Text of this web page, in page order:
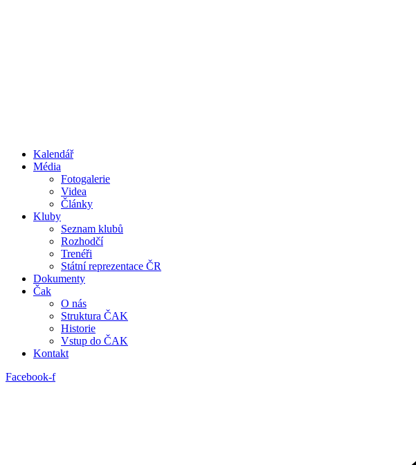
Kalendář
Média
Fotogalerie
Videa
Články
Kluby
Seznam klubů
Rozhodčí
Trenéři
Státní reprezentace ČR
Dokumenty
Čak
O nás
Struktura ČAK
Historie
Vstup do ČAK
Kontakt
Facebook-f